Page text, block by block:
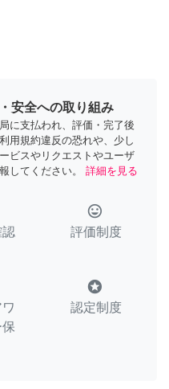
安全への取り組み
に支払われ、評価・完了後
用規約違反の恐れや、少し
ビスやリクエストやユーザ
してください。
詳細を見る
認
tag_faces
評価制度
stars
認定制度